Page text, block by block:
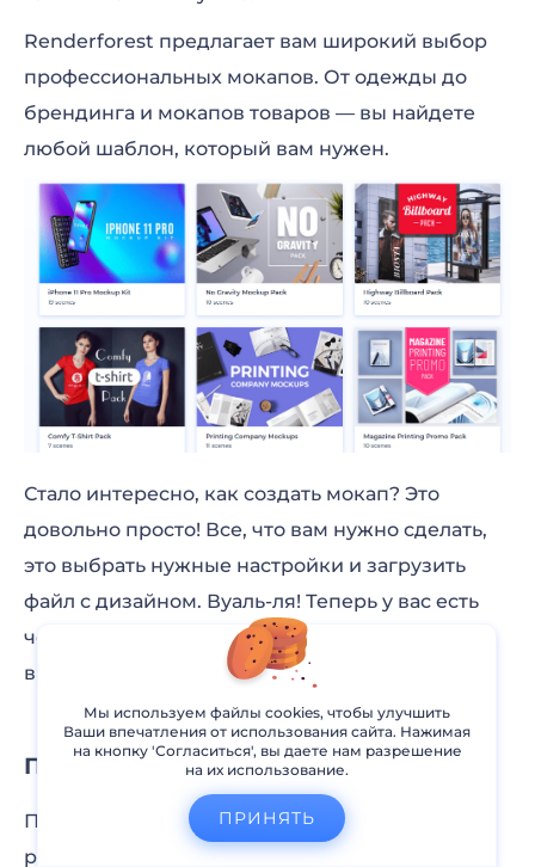
Renderforest предлагает вам широкий выбор
профессиональных мокапов. От одежды до
брендинга и мокапов товаров — вы найдете
любой шаблон, который вам нужен.
Стало интересно, как создать мокап? Это
довольно просто! Все, что вам нужно сделать,
это выбрать нужные настройки и загрузить
файл с дизайном. Вуаль-ля! Теперь у вас есть
четкое представление о том, как ваш принт
выглядит в реальной жизни.
Подведем Итоги
Печать вашего любимого дизайна на
разнообразных объектах может стать
Мы используем файлы cookies, чтобы улучшить
Ваши впечатления от использования сайта. Нажимая
на кнопку 'Согласиться', вы даете нам разрешение
на их использование.
ПРИНЯТЬ